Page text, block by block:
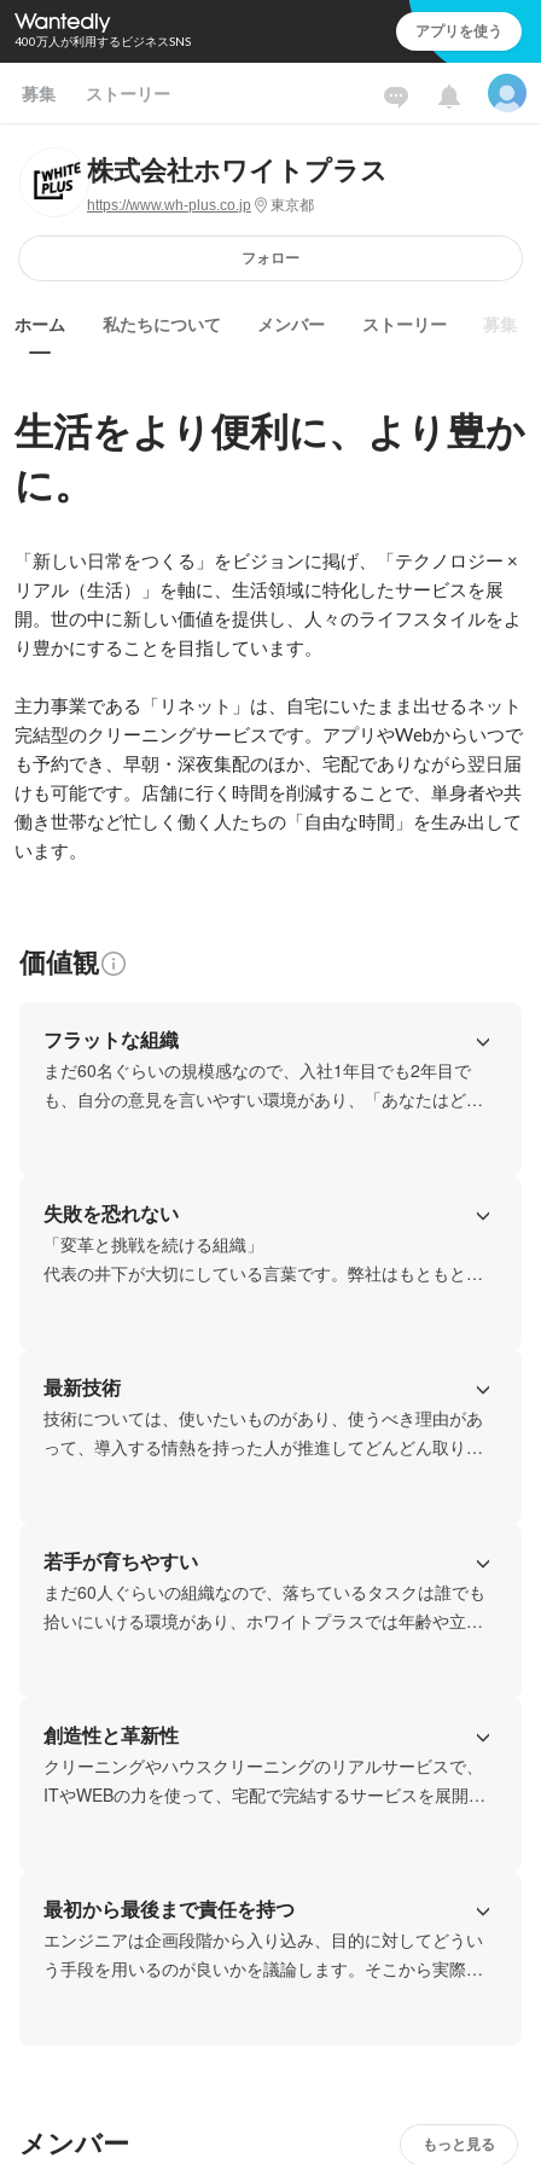
400万人が利用するビジネスSNS アプリを使う
募集 ストーリー
株式会社ホワイトプラス
https://www.wh-plus.co.jp 東京都
フォロー
ホーム 私たちについて メンバー ストーリー 募集
生活をより便利に、より豊か
に。
「新しい日常をつくる」をビジョンに掲げ、「テクノロジー ×
リアル（生活）」を軸に、生活領域に特化したサービスを展
開。世の中に新しい価値を提供し、人々のライフスタイルをよ
り豊かにすることを目指しています。
主力事業である「リネット」は、自宅にいたまま出せるネット
完結型のクリーニングサービスです。アプリやWebからいつで
も予約でき、早朝・深夜集配のほか、宅配でありながら翌日届
けも可能です。店舗に行く時間を削減することで、単身者や共
働き世帯など忙しく働く人たちの「自由な時間」を生み出して
います。
価値観
フラットな組織
まだ60名ぐらいの規模感なので、入社1年目でも2年目で
も、自分の意見を言いやすい環境があり、「あなたはどう
かけやすいのが特徴です。
失敗を恐れない
「変革と挑戦を続ける組織」
代表の井下が大切にしている言葉です。弊社はもともと
時には壁にぶつかることもあるでしょう、でもその壁を乗
り越えるかどうかは失敗を恐れずにアクションできたかど
うかにかかっていると言っても過言ではありません。ホワ
最新技術
技術については、使いたいものがあり、使うべき理由があ
って、導入する情熱を持った人が推進してどんどん取り入
デザイナー業務でも同じことが言えます。電子媒体は
Sketch、紙媒体はIllustratorで制作していますが、インタラ
若手が育ちやすい
まだ60人ぐらいの組織なので、落ちているタスクは誰でも
拾いにいける環境があり、ホワイトプラスでは年齢や立場
体的に動いたことで売り上げを大幅に挙げた実績がありま
す。
創造性と革新性
クリーニングやハウスクリーニングのリアルサービスで、
ITやWEBの力を使って、宅配で完結するサービスを展開し
くて済む時間が生まれ、その代わりに自分の趣味の時間や
家族で過ごす時間に充てることで、「日々の生活と心にゆ
とりと豊かさ」を持てるような新しい日常を創ろうとして
最初から最後まで責任を持つ
エンジニアは企画段階から入り込み、目的に対してどうい
う手段を用いるのが良いかを議論します。そこから実際に
メンバー もっと見る